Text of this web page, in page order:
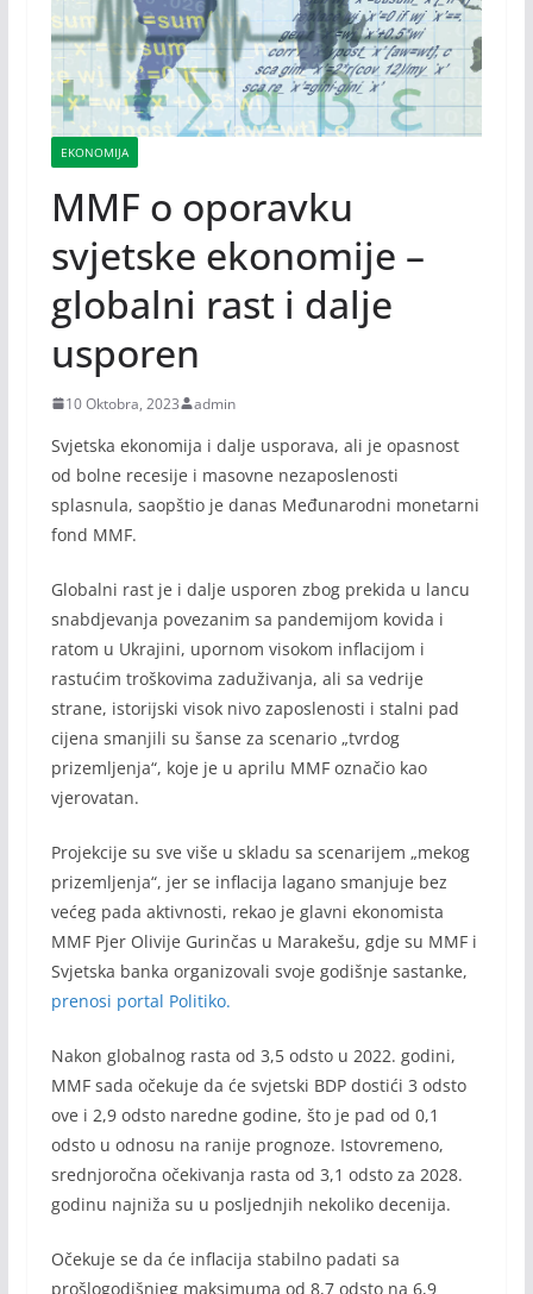
EKONOMIJA
MMF o oporavku
svjetske ekonomije –
globalni rast i dalje
usporen
10 Oktobra, 2023 admin
Svjetska ekonomija i dalje usporava, ali je opasnost
od bolne recesije i masovne nezaposlenosti
splasnula, saopštio je danas Međunarodni monetarni
fond MMF.
Globalni rast je i dalje usporen zbog prekida u lancu
snabdjevanja povezanim sa pandemijom kovida i
ratom u Ukrajini, upornom visokom inflacijom i
rastućim troškovima zaduživanja, ali sa vedrije
strane, istorijski visok nivo zaposlenosti i stalni pad
cijena smanjili su šanse za scenario „tvrdog
prizemljenja“, koje je u aprilu MMF označio kao
vjerovatan.
Projekcije su sve više u skladu sa scenarijem „mekog
prizemljenja“, jer se inflacija lagano smanjuje bez
većeg pada aktivnosti, rekao je glavni ekonomista
MMF Pjer Olivije Gurinčas u Marakešu, gdje su MMF i
Svjetska banka organizovali svoje godišnje sastanke,
prenosi portal Politiko.
Nakon globalnog rasta od 3,5 odsto u 2022. godini,
MMF sada očekuje da će svjetski BDP dostići 3 odsto
ove i 2,9 odsto naredne godine, što je pad od 0,1
odsto u odnosu na ranije prognoze. Istovremeno,
srednjoročna očekivanja rasta od 3,1 odsto za 2028.
godinu najniža su u posljednjih nekoliko decenija.
Očekuje se da će inflacija stabilno padati sa
prošlogodišnjeg maksimuma od 8,7 odsto na 6,9